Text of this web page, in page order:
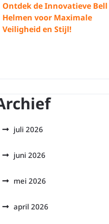
Ontdek de Innovatieve Bell
Helmen voor Maximale
Veiligheid en Stijl!
juli 2026
juni 2026
mei 2026
april 2026